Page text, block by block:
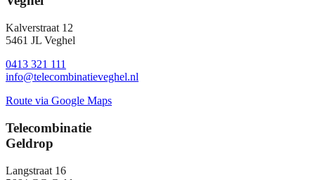
Kalverstraat 12
5461 JL Veghel
0413 321 111
info@telecombinatieveghel.nl
Route via Google Maps
Telecombinatie
Geldrop
Langstraat 16